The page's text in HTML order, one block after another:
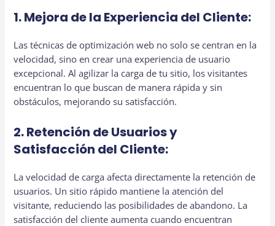
1. Mejora de la Experiencia del Cliente:
Las técnicas de optimización web no solo se centran en la
velocidad, sino en crear una experiencia de usuario
excepcional. Al agilizar la carga de tu sitio, los visitantes
encuentran lo que buscan de manera rápida y sin
obstáculos, mejorando su satisfacción.
2. Retención de Usuarios y
Satisfacción del Cliente:
La velocidad de carga afecta directamente la retención de
usuarios. Un sitio rápido mantiene la atención del
visitante, reduciendo las posibilidades de abandono. La
satisfacción del cliente aumenta cuando encuentran